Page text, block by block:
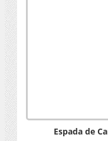
Espada de